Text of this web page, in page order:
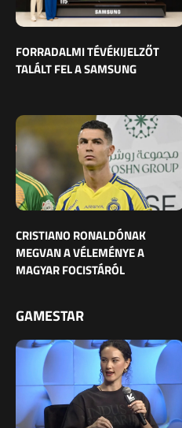
FORRADALMI TÉVÉKIJELZŐT
TALÁLT FEL A SAMSUNG
CRISTIANO RONALDÓNAK
MEGVAN A VÉLEMÉNYE A
MAGYAR FOCISTÁRÓL
GAMESTAR